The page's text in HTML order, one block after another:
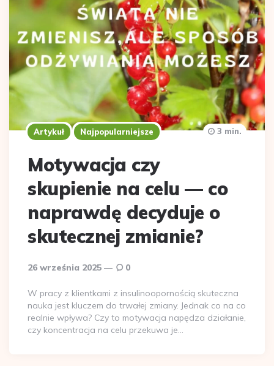
Artykuł Najpopularniejsze
Motywacja czy
skupienie na celu — co
naprawdę decyduje o
skutecznej zmianie?
26 września 2025 0
3 min.
W pracy z klientkami z insulinoopornością skuteczna
nauka jest kluczem do trwałej zmiany. Jednak co na co
realnie wpływa? Czy to motywacja napędza działanie,
czy koncentracja na celu przekuwa je…